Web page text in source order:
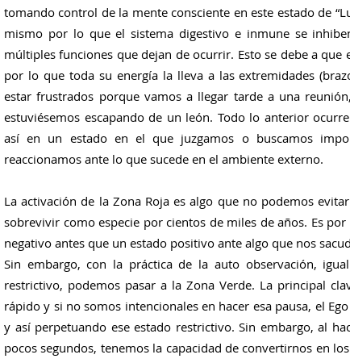
tomando control de la mente consciente en este estado de
mismo por lo que el sistema digestivo e inmune se
múltiples funciones que dejan de ocurrir. Esto se debe a que
por lo que toda su energía la lleva a las extremidades
estar frustrados porque vamos a llegar tarde a una
estuviésemos escapando de un león. Todo lo anterior
así en un estado en el que juzgamos o buscamos
reaccionamos ante lo que sucede en el ambiente externo.
La activación de la Zona Roja es algo que no podemos
sobrevivir como especie por cientos de miles de años. Es
negativo antes que un estado positivo ante algo que nos
Sin embargo, con la práctica de la auto observación,
restrictivo, podemos pasar a la Zona Verde. La principal
rápido y si no somos intencionales en hacer esa pausa, el
y así perpetuando ese estado restrictivo. Sin embargo, al
pocos segundos, tenemos la capacidad de convertirnos en